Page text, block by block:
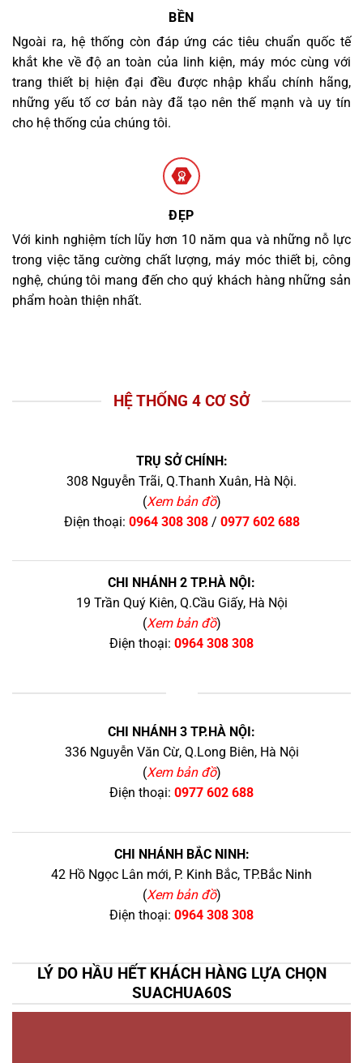
BỀN
Ngoài ra, hệ thống còn đáp ứng các tiêu chuẩn quốc tế
khắt khe về độ an toàn của linh kiện, máy móc cùng với
trang thiết bị hiện đại đều được nhập khẩu chính hãng,
những yếu tố cơ bản này đã tạo nên thế mạnh và uy tín
cho hệ thống của chúng tôi.
ĐẸP
Với kinh nghiệm tích lũy hơn 10 năm qua và những nỗ lực
trong việc tăng cường chất lượng, máy móc thiết bị, công
nghệ, chúng tôi mang đến cho quý khách hàng những sản
phẩm hoàn thiện nhất.
HỆ THỐNG 4 CƠ SỞ
TRỤ SỞ CHÍNH:
308 Nguyễn Trãi, Q.Thanh Xuân, Hà Nội.
(Xem bản đồ)
Điện thoại: 0964 308 308/ 0977 602 688
CHI NHÁNH 2 TP.HÀ NỘI:
19 Trần Quý Kiên, Q.Cầu Giấy, Hà Nội
(Xem bản đồ)
Điện thoại: 0964 308 308
CHI NHÁNH 3 TP.HÀ NỘI:
336 Nguyễn Văn Cừ, Q.Long Biên, Hà Nội
(Xem bản đồ)
Điện thoại: 0977 602 688
CHI NHÁNH BẮC NINH:
42 Hồ Ngọc Lân mới, P. Kinh Bắc, TP.Bắc Ninh
(Xem bản đồ)
Điện thoại: 0964 308 308
LÝ DO HẦU HẾT KHÁCH HÀNG LỰA CHỌN
SUACHUA60S